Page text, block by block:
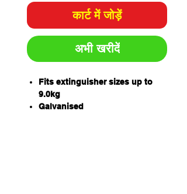
कार्ट में जोड़ें
अभी खरीदें
Fits extinguisher sizes up to
9.0kg
Galvanised